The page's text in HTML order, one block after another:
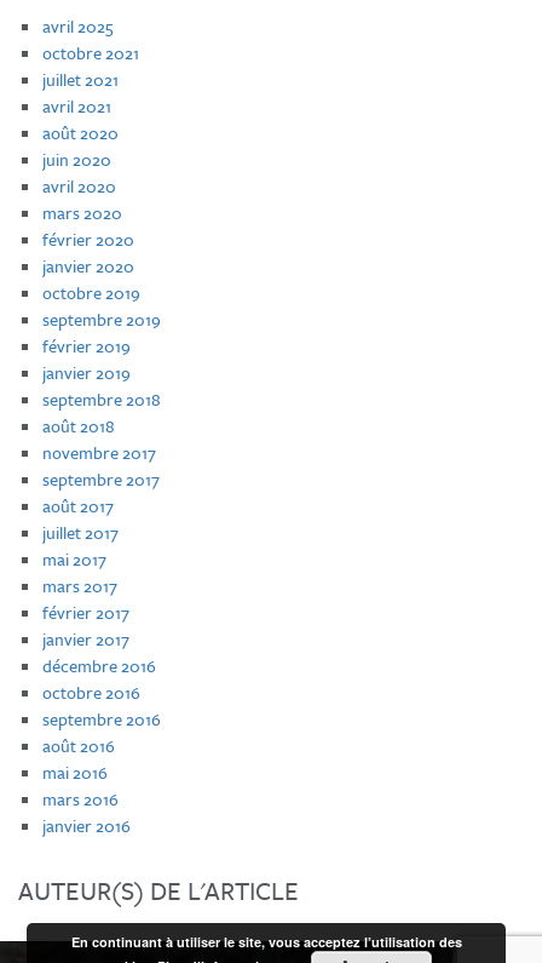
avril 2025
octobre 2021
juillet 2021
avril 2021
août 2020
juin 2020
avril 2020
mars 2020
février 2020
janvier 2020
octobre 2019
septembre 2019
février 2019
janvier 2019
septembre 2018
août 2018
novembre 2017
septembre 2017
août 2017
juillet 2017
mai 2017
mars 2017
février 2017
janvier 2017
décembre 2016
octobre 2016
septembre 2016
août 2016
mai 2016
mars 2016
janvier 2016
AUTEUR(S) DE L'ARTICLE
En continuant à utiliser le site, vous acceptez l’utilisation des